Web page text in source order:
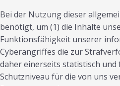
Bei der Nutzung dieser
benötigt, um (1) die Inhalte
Funktionsfähigkeit unserer
Cyberangriffes die zur
daher einerseits statistisch
Schutzniveau für die von uns